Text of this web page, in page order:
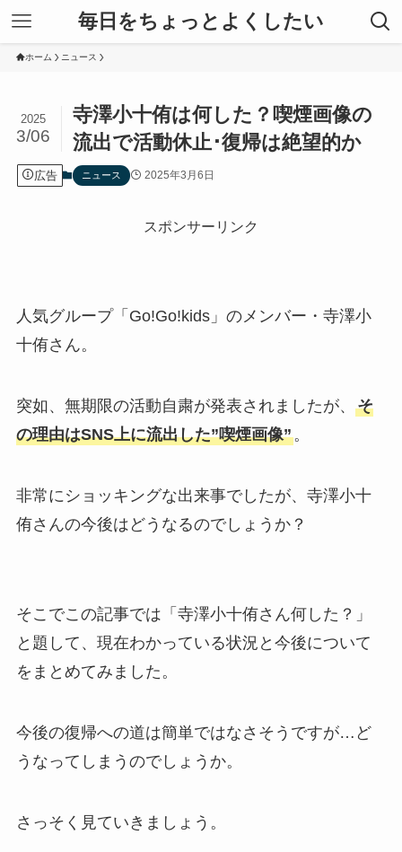
毎日をちょっとよくしたい
ホーム ニュース
寺澤小十侑は何した？喫煙画像の
流出で活動休止･復帰は絶望的か
2025
3/06
広告 ニュース 2025年3月6日
スポンサーリンク
人気グループ「Go!Go!kids」のメンバー・寺澤小
十侑さん。
突如、無期限の活動自粛が発表されましたが、 そ
の理由はSNS上に流出した”喫煙画像”。
非常にショッキングな出来事でしたが、寺澤小十
侑さんの今後はどうなるのでしょうか？
そこでこの記事では「寺澤小十侑さん何した？」
と題して、現在わかっている状況と今後について
をまとめてみました。
今後の復帰への道は簡単ではなさそうですが…ど
うなってしまうのでしょうか。
さっそく見ていきましょう。